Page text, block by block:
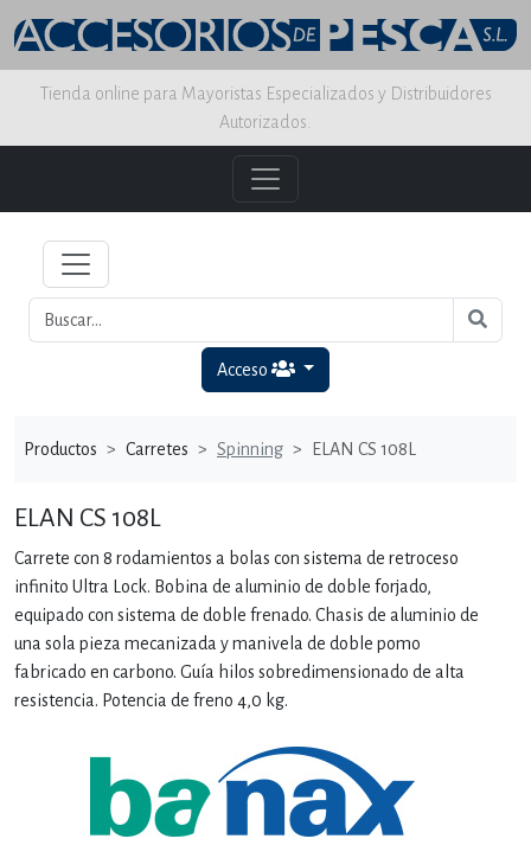
Tienda online para Mayoristas Especializados y Distribuidores
Autorizados.
Acceso
Productos Carretes Spinning ELAN CS 108L
ELAN CS 108L
Carrete con 8 rodamientos a bolas con sistema de retroceso
infinito Ultra Lock. Bobina de aluminio de doble forjado,
equipado con sistema de doble frenado. Chasis de aluminio de
una sola pieza mecanizada y manivela de doble pomo
fabricado en carbono. Guía hilos sobredimensionado de alta
resistencia. Potencia de freno 4,0 kg.